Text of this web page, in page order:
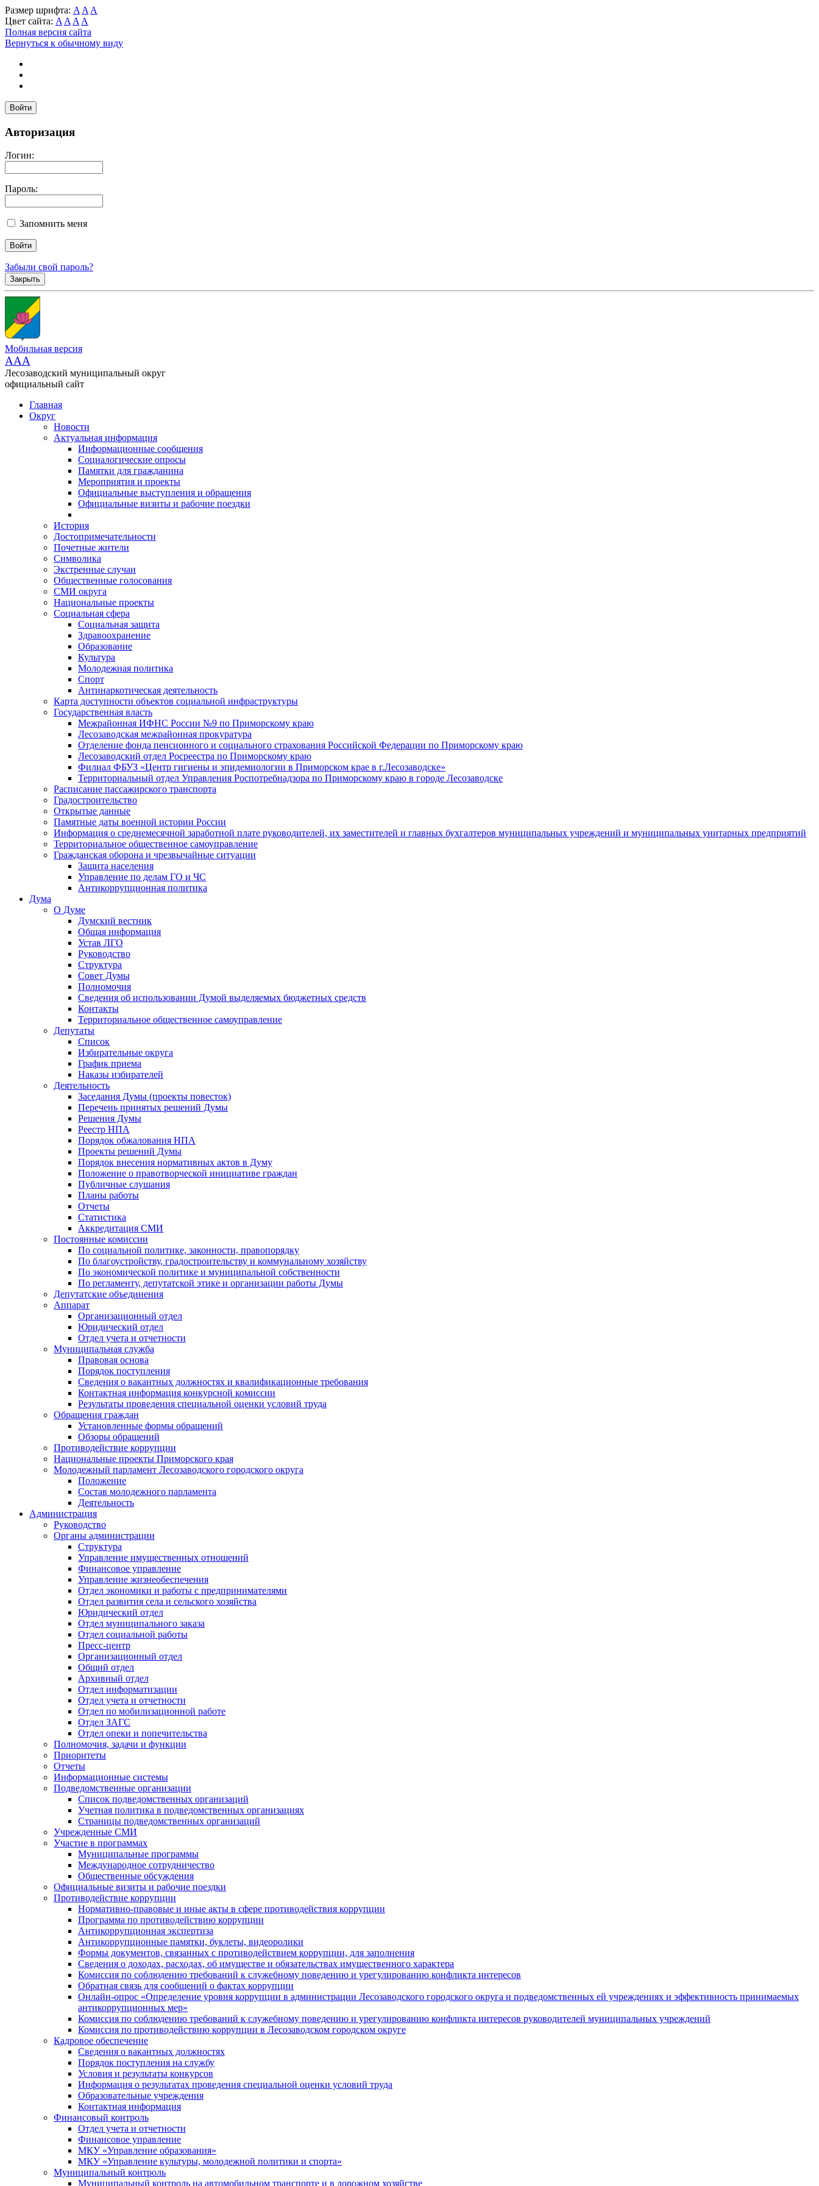
Размер шрифта: A A A
Цвет сайта: A A A A
Полная версия сайта
Вернуться к обычному виду
Войти
Авторизация
Логин:
Пароль:
Запомнить меня
Забыли свой пароль?
Закрыть
Мобильная версия
AAA
Лесозаводский муниципальный округ
официальный сайт
Главная
Округ
Новости
Актуальная информация
Информационные сообщения
Социалогические опросы
Памятки для гражданина
Мероприятия и проекты
Официальные выступления и обращения
Официальные визиты и рабочие поездки
История
Достопримечательности
Почетные жители
Символика
Экстренные случаи
Общественные голосования
СМИ округа
Национальные проекты
Социальная сфера
Социальная защита
Здравоохранение
Образование
Культура
Молодежная политика
Спорт
Антинаркотическая деятельность
Карта доступности объектов социальной инфраструктуры
Государственная власть
Межрайонная ИФНС России №9 по Приморскому краю
Лесозаводская межрайонная прокуратура
Отделение фонда пенсионного и социального страхования Российской Федерации по Приморскому краю
Лесозаводский отдел Росреестра по Приморскому краю
Филиал ФБУЗ «Центр гигиены и эпидемиологии в Приморском крае в г.Лесозаводске»
Территориальный отдел Управления Роспотребнадзора по Приморскому краю в городе Лесозаводске
Расписание пассажирского транспорта
Градостроительство
Открытые данные
Памятные даты военной истории России
Информация о среднемесячной заработной плате руководителей, их заместителей и главных бухгалтеров муниципальных учреждений и муниципальных унитарных предприятий
Территориальное общественное самоуправление
Гражданская оборона и чрезвычайные ситуации
Защита населения
Управление по делам ГО и ЧС
Антикоррупционная политика
Дума
О Думе
Думский вестник
Общая информация
Устав ЛГО
Руководство
Структура
Совет Думы
Полномочия
Сведения об использовании Думой выделяемых бюджетных средств
Контакты
Территориальное общественное самоуправление
Депутаты
Список
Избирательные округа
График приема
Наказы избирателей
Деятельность
Заседания Думы (проекты повесток)
Перечень принятых решений Думы
Решения Думы
Реестр НПА
Порядок обжалования НПА
Проекты решений Думы
Порядок внесения нормативных актов в Думу
Положение о правотворческой инициативе граждан
Публичные слушания
Планы работы
Отчеты
Статистика
Аккредитация СМИ
Постоянные комиссии
По социальной политике, законности, правопорядку
По благоустройству, градостроительству и коммунальному хозяйству
По экономической политике и муниципальной собственности
По регламенту, депутатской этике и организации работы Думы
Депутатские объединения
Аппарат
Организационный отдел
Юридический отдел
Отдел учета и отчетности
Муниципальная служба
Правовая основа
Порядок поступления
Сведения о вакантных должностях и квалификационные требования
Контактная информация конкурсной комиссии
Результаты проведения специальной оценки условий труда
Обращения граждан
Установленные формы обращений
Обзоры обращений
Противодействие коррупции
Национальные проекты Приморского края
Молодежный парламент Лесозаводского городского округа
Положение
Состав молодежного парламента
Деятельность
Администрация
Руководство
Органы администрации
Структура
Управление имущественных отношений
Финансовое управление
Управление жизнеобеспечения
Отдел экономики и работы с предпринимателями
Отдел развития села и сельского хозяйства
Юридический отдел
Отдел муниципального заказа
Отдел социальной работы
Пресс-центр
Организационный отдел
Общий отдел
Архивный отдел
Отдел информатизации
Отдел учета и отчетности
Отдел по мобилизационной работе
Отдел ЗАГС
Отдел опеки и попечительства
Полномочия, задачи и функции
Приоритеты
Отчеты
Информационные системы
Подведомственные организации
Список подведомственных организаций
Учетная политика в подведомственных организациях
Страницы подведомственных организаций
Учрежденные СМИ
Участие в программах
Муниципальные программы
Международное сотрудничество
Общественные обсуждения
Официальные визиты и рабочие поездки
Противодействие коррупции
Нормативно-правовые и иные акты в сфере противодействия коррупции
Программа по противодействию коррупции
Антикоррупционная экспертиза
Антикоррупционные памятки, буклеты, видеоролики
Формы документов, связанных с противодействием коррупции, для заполнения
Сведения о доходах, расходах, об имуществе и обязательствах имущественного характера
Комиссия по соблюдению требований к служебному поведению и урегулированию конфликта интересов
Обратная связь для сообщений о фактах коррупции
Онлайн-опрос «Определение уровня коррупции в администрации Лесозаводского городского округа и подведомственных ей учреждениях и эффективность принимаемых
антикоррупционных мер»
Комиссия по соблюдению требований к служебному поведению и урегулированию конфликта интересов руководителей муниципальных учреждений
Комиссия по противодействию коррупции в Лесозаводском городском округе
Кадровое обеспечение
Сведения о вакантных должностях
Порядок поступления на службу
Условия и результаты конкурсов
Информация о результатах проведения специальной оценки условий труда
Образовательные учреждения
Контактная информация
Финансовый контроль
Отдел учета и отчетности
Финансовое управление
МКУ «Управление образования»
МКУ «Управление культуры, молодежной политики и спорта»
Муниципальный контроль
Муниципальный контроль на автомобильном транспорте и в дорожном хозяйстве